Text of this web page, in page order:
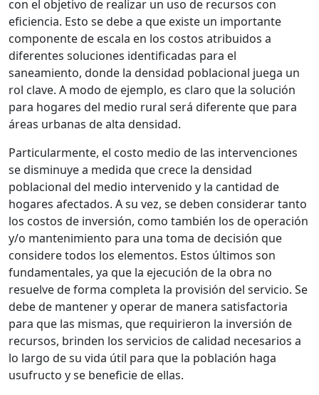
con el objetivo de realizar un uso de recursos con
eficiencia. Esto se debe a que existe un importante
componente de escala en los costos atribuidos a
diferentes soluciones identificadas para el
saneamiento, donde la densidad poblacional juega un
rol clave. A modo de ejemplo, es claro que la solución
para hogares del medio rural será diferente que para
áreas urbanas de alta densidad.
Particularmente, el costo medio de las intervenciones
se disminuye a medida que crece la densidad
poblacional del medio intervenido y la cantidad de
hogares afectados. A su vez, se deben considerar tanto
los costos de inversión, como también los de operación
y/o mantenimiento para una toma de decisión que
considere todos los elementos. Estos últimos son
fundamentales, ya que la ejecución de la obra no
resuelve de forma completa la provisión del servicio. Se
debe de mantener y operar de manera satisfactoria
para que las mismas, que requirieron la inversión de
recursos, brinden los servicios de calidad necesarios a
lo largo de su vida útil para que la población haga
usufructo y se beneficie de ellas.